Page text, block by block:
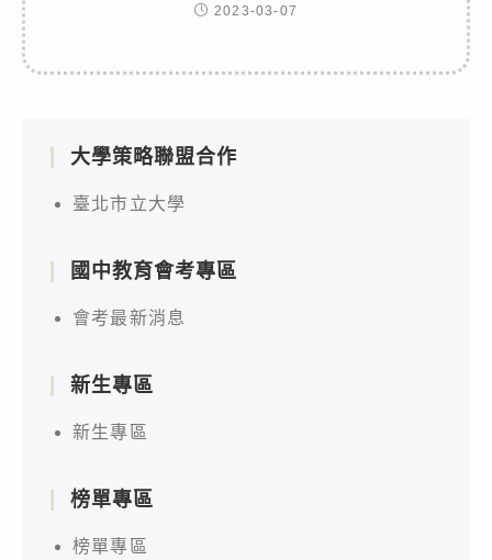
2023-03-07
大學策略聯盟合作
臺北市立大學
國中教育會考專區
會考最新消息
新生專區
新生專區
榜單專區
榜單專區